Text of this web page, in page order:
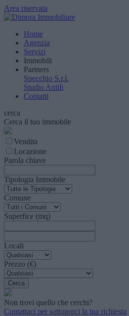
Area riservata
Home
Agenzia
Servizi
Immobili
Partners
Specchio S.r.l.
Studio Antili
Contatti
cerca
Cerca il tuo immobile
Vendita
Locazione
Parola chiave
Tipologia Immobile
Comune
Superfice (mq)
Locali
Prezzo (€)
Non trovi quello che cerchi?
Contattaci per sottoporci la tua richiesta